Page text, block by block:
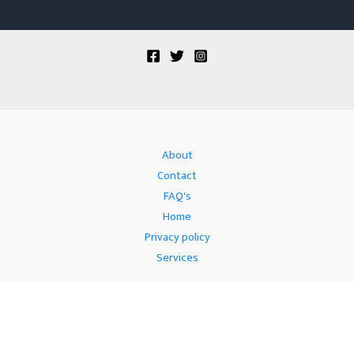
About
Contact
FAQ's
Home
Privacy policy
Services